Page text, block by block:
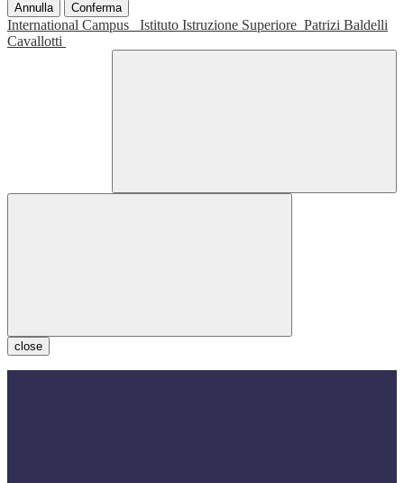
Annulla Conferma
International Campus Istituto Istruzione Superiore Patrizi Baldelli
Cavallotti
close